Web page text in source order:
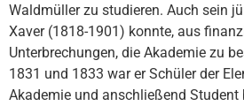
Waldmüller zu studieren. Auch sein
Xaver (1818-1901) konnte, aus
Unterbrechungen, die Akademie zu
1831 und 1833 war er Schüler der
Akademie und anschließend Student